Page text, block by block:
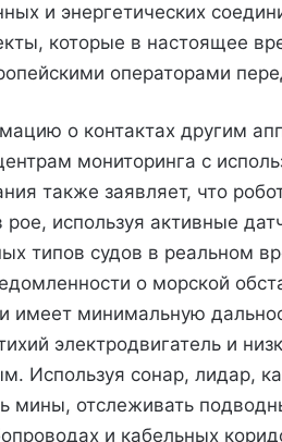
и энергетических
которые в настоящее
операторами
о контактах другим
мониторинга с
также заявляет, что
рое, используя активные
типов судов в реальном
о морской
имеет минимальную
электродвигатель и
Используя сонар, лидар,
мины, отслеживать
и кабельных